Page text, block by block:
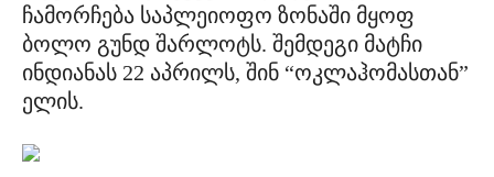
ჩამორჩება საპლეიოფო ზონაში მყოფ
ბოლო გუნდ შარლოტს. შემდეგი მატჩი
ინდიანას 22 აპრილს, შინ “ოკლაჰომასთან”
ელის.